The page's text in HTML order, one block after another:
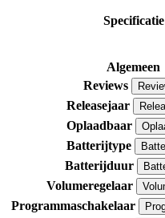
Specificatie
Algemeen
Reviews
Releasejaar
Oplaadbaar
Batterijtype
Batterijduur
Volumeregelaar
Programmaschakelaar